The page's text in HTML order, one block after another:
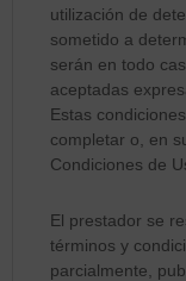
utilización de
sometido a
serán en todo
aceptadas
Estas
completar o, en
Condiciones de
El prestador se
términos y
parcialmente,